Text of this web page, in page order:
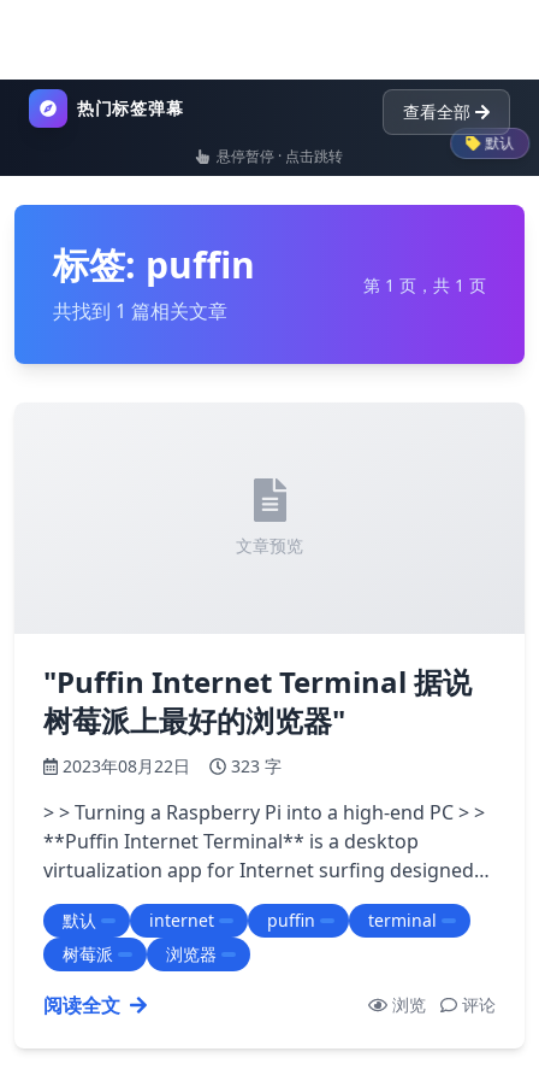
热门标签弹幕 查看全部
默认
list nginx dictionary
悬停暂停 · 点击跳转
标签: puffin
共找到 1 篇相关文章
第 1 页，共 1 页
文章预览
"Puffin Internet Terminal 据说
树莓派上最好的浏览器"
2023年08月22日 323 字
> > Turning a Raspberry Pi into a high-end PC > >
**Puffin Internet Terminal** is a desktop
virtualization app for Internet surfing designed
for Raspberry Pi and powered by Puf…
默认 internet puffin
terminal
树莓派
浏览器
阅读全文 浏览 评论